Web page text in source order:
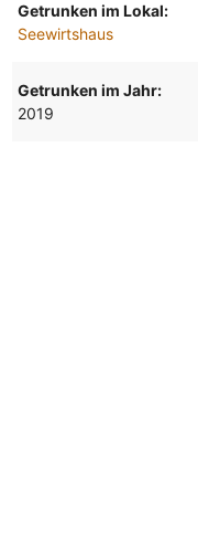
Getrunken im Lokal:
Seewirtshaus
Getrunken im Jahr:
2019